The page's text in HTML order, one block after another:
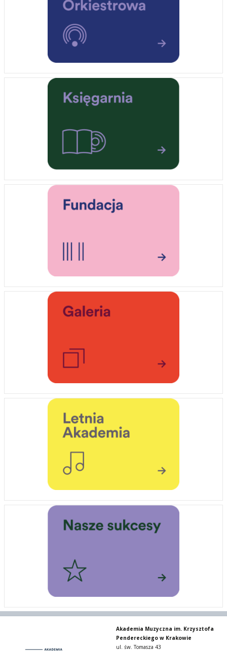
Akademia Muzyczna im. Krzysztofa
Pendereckiego w Krakowie
ul. św. Tomasza 43